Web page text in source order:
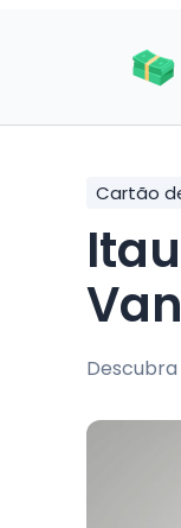
Cartão